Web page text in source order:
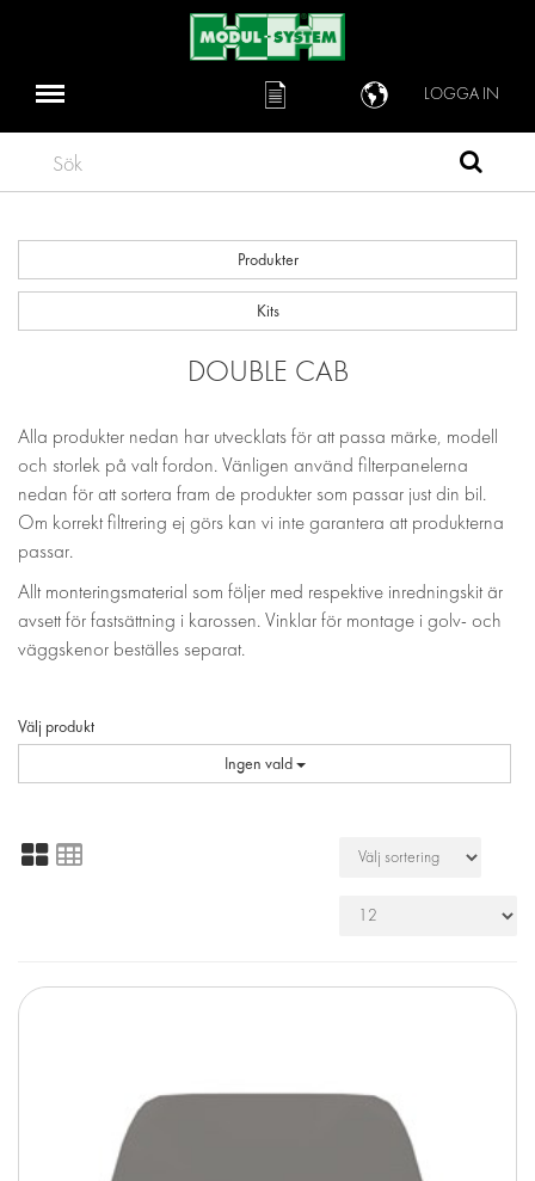
LOGGA IN
Sök
Produkter
Kits
DOUBLE CAB
Alla produkter nedan har utvecklats för att passa märke, modell
och storlek på valt fordon. Vänligen använd filterpanelerna
nedan för att sortera fram de produkter som passar just din bil.
Om korrekt filtrering ej görs kan vi inte garantera att produkterna
passar.
Allt monteringsmaterial som följer med respektive inredningskit är
avsett för fastsättning i karossen. Vinklar för montage i golv- och
väggskenor beställes separat.
Välj produkt
Ingen vald